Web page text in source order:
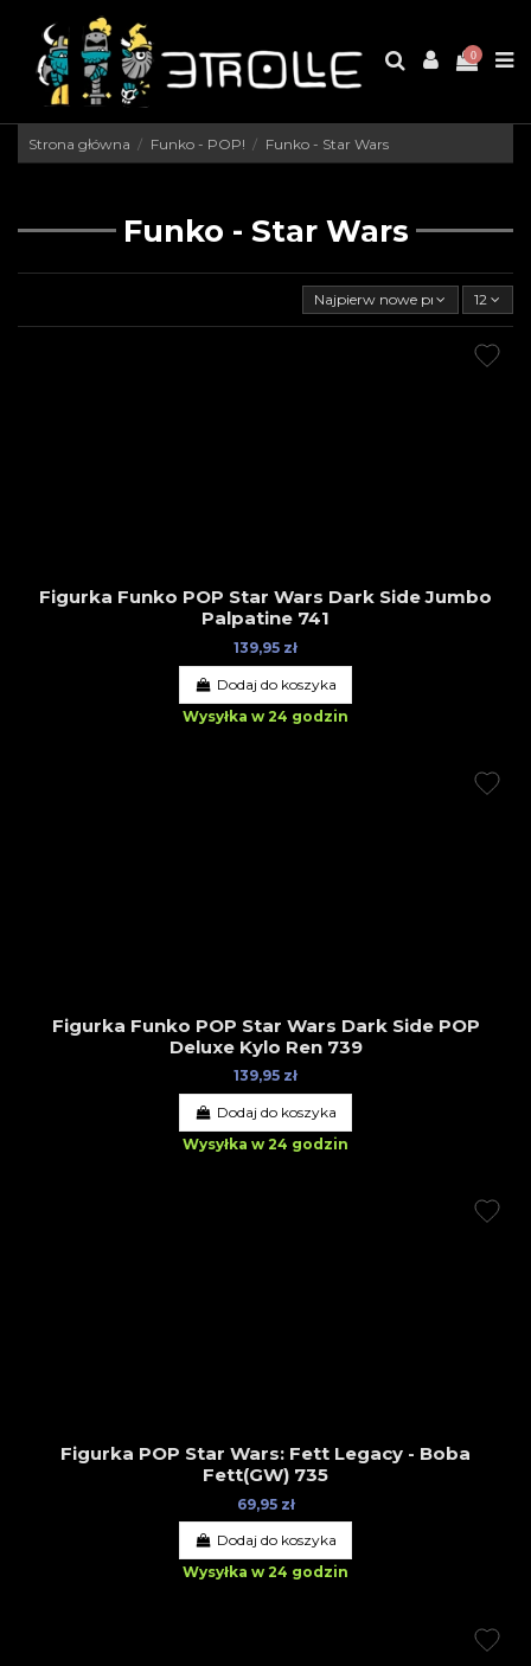
0
Strona główna Funko - POP! Funko - Star Wars
Funko - Star Wars
Najpierw nowe produkty12
Figurka Funko POP Star Wars Dark Side Jumbo
Palpatine 741
139,95 zł
Dodaj do koszyka
Wysyłka w 24 godzin
Figurka Funko POP Star Wars Dark Side POP
Deluxe Kylo Ren 739
139,95 zł
Dodaj do koszyka
Wysyłka w 24 godzin
Figurka POP Star Wars: Fett Legacy - Boba
Fett(GW) 735
69,95 zł
Dodaj do koszyka
Wysyłka w 24 godzin